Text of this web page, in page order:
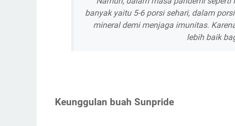
banyak yaitu 5-6 porsi sehari, dalam
mineral demi menjaga imunitas.
lebih baik
Keunggulan buah Sunpride